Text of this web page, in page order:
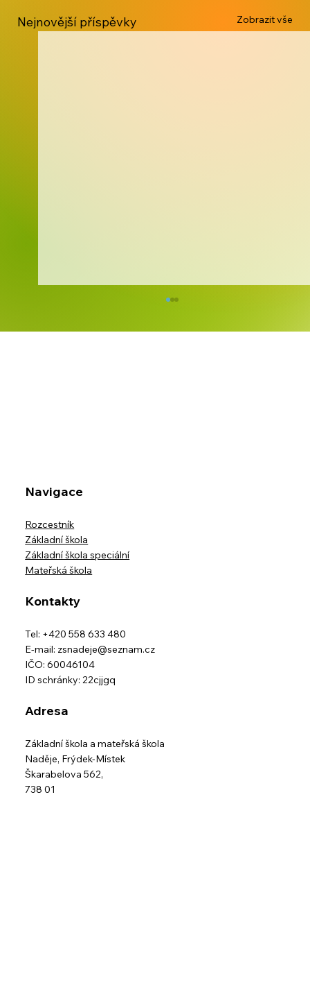
Nejnovější příspěvky Zobrazit vše
Navigace
Rozcestník
Základní škola
Základní škola speciální
Mateřská škola
Kontakty
Tel: +420 558 633 480
E-mail: zsnadeje@seznam.cz
IČO: 60046104
ID schránky: 22cjjgq
Adresa
Základní škola a mateřská škola
Naděje, Frýdek-Místek
Škarabelova 562,
738 01